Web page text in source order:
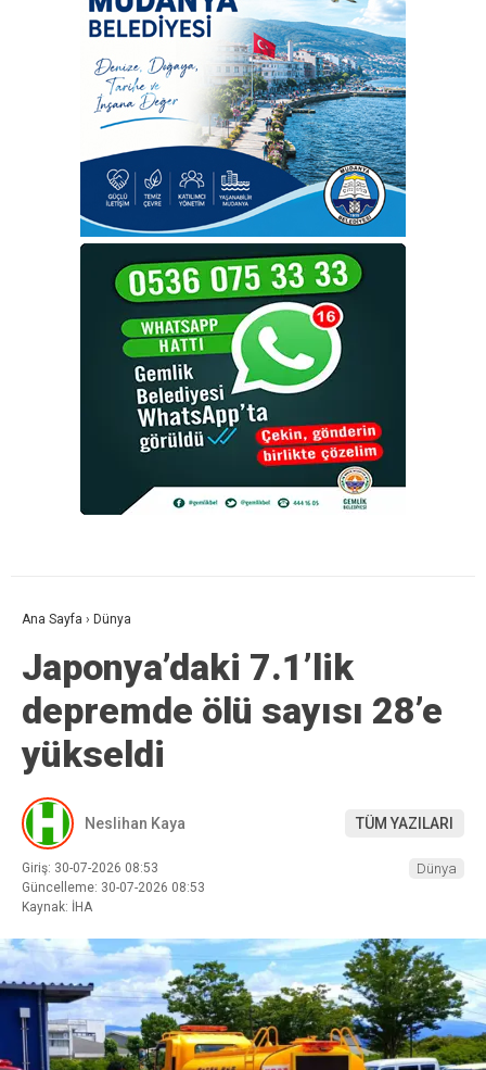
Ana Sayfa › Dünya
Japonya’daki 7.1’lik
depremde ölü sayısı 28’e
yükseldi
Neslihan Kaya TÜM YAZILARI
Giriş: 30-07-2026 08:53
Güncelleme: 30-07-2026 08:53
Kaynak: İHA
Dünya